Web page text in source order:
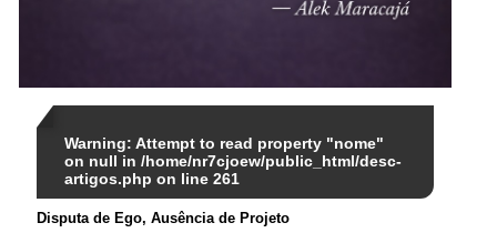
Warning: Attempt to read property "nome"
on null in /home/nr7cjoew/public_html/desc-
artigos.php on line 261
Disputa de Ego, Ausência de Projeto